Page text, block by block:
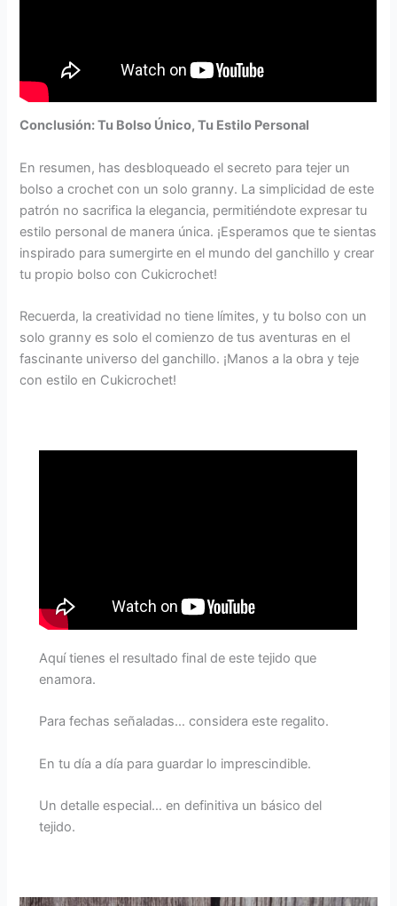
Conclusión: Tu Bolso Único, Tu Estilo Personal
En resumen, has desbloqueado el secreto para tejer un
bolso a crochet con un solo granny. La simplicidad de este
patrón no sacrifica la elegancia, permitiéndote expresar tu
estilo personal de manera única. ¡Esperamos que te sientas
inspirado para sumergirte en el mundo del ganchillo y crear
tu propio bolso con Cukicrochet!
Recuerda, la creatividad no tiene límites, y tu bolso con un
solo granny es solo el comienzo de tus aventuras en el
fascinante universo del ganchillo. ¡Manos a la obra y teje
con estilo en Cukicrochet!
Aquí tienes el resultado final de este tejido que
enamora.
Para fechas señaladas… considera este regalito.
En tu día a día para guardar lo imprescindible.
Un detalle especial… en definitiva un básico del
tejido.